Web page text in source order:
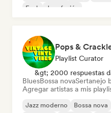
Funk
Jazz fusión
Pops &
Playlist Curator
&gt; 2000 respuestas
BluesBossa novaSertanejo
Agregar artistas a mis
Jazz moderno Bossa nova